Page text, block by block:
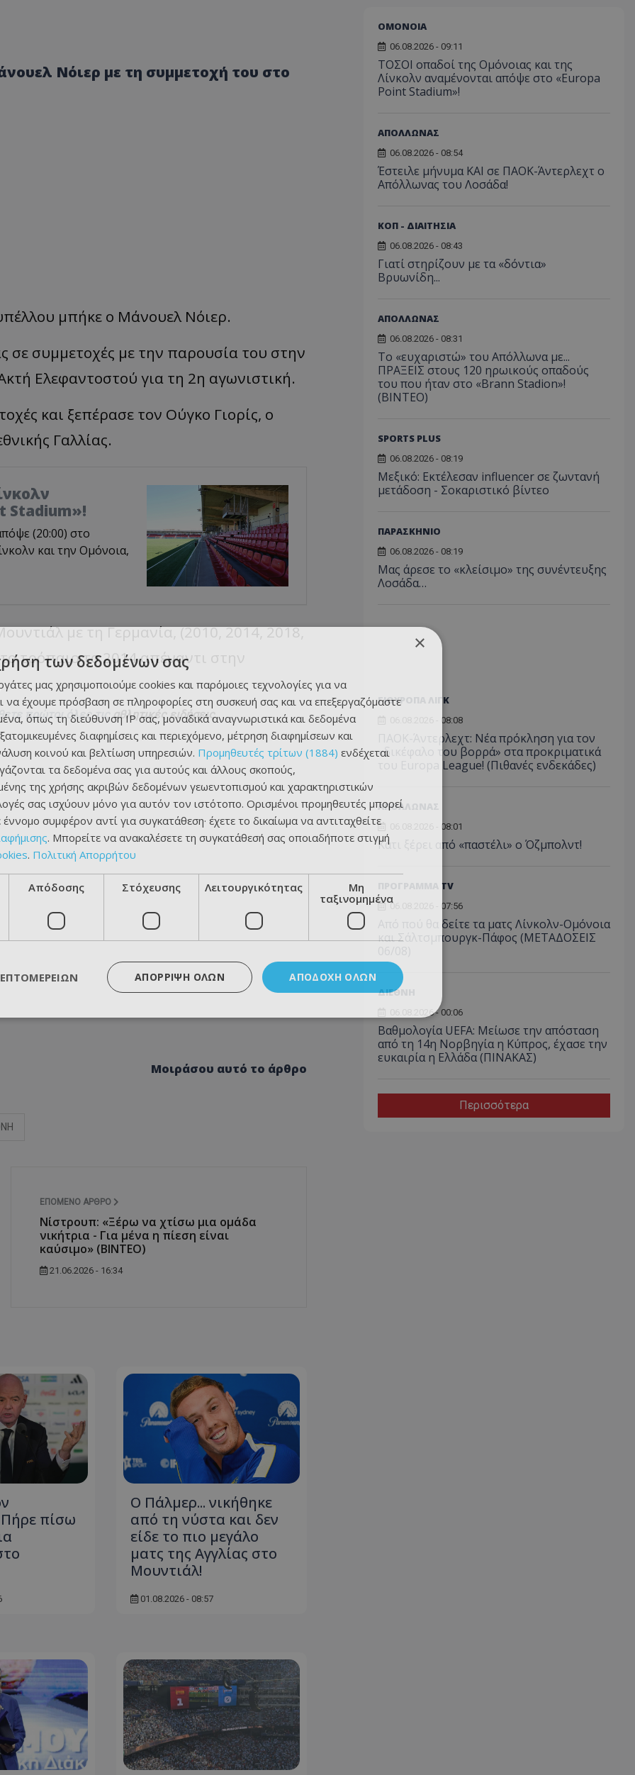
Νόιερ με τη συμμετοχή του στο
μπήκε ο Μάνουελ Νόιερ.
σε συμμετοχές με την παρουσία του στην
Ελεφαντοστού για τη 2η αγωνιστική.
και ξεπέρασε τον Ούγκο Γιορίς, ο
Γαλλίας.
Stadium»!
(20:00) στο
και την Ομόνοια,
με τη Γερμανία, (2010, 2014, 2018,
τρόπαιο το 2014 απέναντι στην
πρώτοι όλες τιςαθλητικές ειδήσεις
Μοιράσου αυτό το άρθρο
ΕΠΌΜΕΝΟ ΆΡΘΡΟ
Νίστρουπ: «Ξέρω να χτίσω μια ομάδα
νικήτρια - Για μένα η πίεση είναι
καύσιμο» (ΒΙΝΤΕΟ)
21.06.2026 - 16:34
Πήρε πίσω
Ο Πάλμερ... νικήθηκε
από τη νύστα και δεν
είδε το πιο μεγάλο
ματς της Αγγλίας στο
Μουντιάλ!
01.08.2026 - 08:57
ΟΜΟΝΟΙΑ
06.08.2026 - 09:11
ΤΟΣΟΙ οπαδοί της Ομόνοιας και της
Λίνκολν αναμένονται απόψε στο «Europa
Point Stadium»!
ΑΠΟΛΛΩΝΑΣ
06.08.2026 - 08:54
Έστειλε μήνυμα ΚΑΙ σε ΠΑΟΚ-Άντερλεχτ ο
Απόλλωνας του Λοσάδα!
ΚΟΠ - ΔΙΑΙΤΗΣΙΑ
06.08.2026 - 08:43
Γιατί στηρίζουν με τα «δόντια»
Βρυωνίδη...
ΑΠΟΛΛΩΝΑΣ
06.08.2026 - 08:31
Το «ευχαριστώ» του Απόλλωνα με...
ΠΡΑΞΕΙΣ στους 120 ηρωικούς οπαδούς
του που ήταν στο «Brann Stadion»!
(ΒΙΝΤΕΟ)
SPORTS PLUS
06.08.2026 - 08:19
Μεξικό: Εκτέλεσαν influencer σε ζωντανή
μετάδοση - Σοκαριστικό βίντεο
ΠΑΡΑΣΚΗΝΙΟ
06.08.2026 - 08:19
Μας άρεσε το «κλείσιμο» της συνέντευξης
Λοσάδα…
ΓΙΟΥΡΟΠΑ ΛΙΓΚ
06.08.2026 - 08:08
ΠΑΟΚ-Άντερλεχτ: Νέα πρόκληση για τον
«δικέφαλο του βορρά» στα προκριματικά
του Europa League! (Πιθανές ενδεκάδες)
ΑΠΟΛΛΩΝΑΣ
06.08.2026 - 08:01
Κάτι ξέρει από «παστέλι» ο Όζμπολντ!
ΠΡΟΓΡΑΜΜΑ TV
06.08.2026 - 07:56
Από πού θα δείτε τα ματς Λίνκολν-Ομόνοια
και Σάλτσμπουργκ-Πάφος (ΜΕΤΑΔΟΣΕΙΣ
ΔΙΕΘΝΗ
06.08.2026 - 00:06
Βαθμολογία UEFA: Μείωσε την απόσταση
από τη 14η Νορβηγία η Κύπρος, έχασε την
ευκαιρία η Ελλάδα (ΠΙΝΑΚΑΣ)
Περισσότερα
×
των δεδομένων σας
μας χρησιμοποιούμε cookies και παρόμοιες τεχνολογίες για να
να έχουμε πρόσβαση σε πληροφορίες στη συσκευή σας και να επεξεργαζόμαστε
όπως τη διεύθυνση IP σας, μοναδικά αναγνωριστικά και δεδομένα
διαφημίσεις και περιεχόμενο, μέτρηση διαφημίσεων και
κοινού και βελτίωση υπηρεσιών. Προμηθευτές τρίτων (1884) ενδέχεται
τα δεδομένα σας για αυτούς και άλλους σκοπούς,
της χρήσης ακριβών δεδομένων γεωεντοπισμού και χαρακτηριστικών
σας ισχύουν μόνο για αυτόν τον ιστότοπο. Ορισμένοι προμηθευτές μπορεί
συμφέρον αντί για συγκατάθεση· έχετε το δικαίωμα να αντιταχθείτε
. Μπορείτε να ανακαλέσετε τη συγκατάθεσή σας οποιαδήποτε στιγμή
. Πολιτική Απορρήτου
Απόδοσης Στόχευσης Λειτουργικότητας
Μη
ταξινομημένα
ΑΠΟΔΟΧΉ ΌΛΩΝ
ΑΠΌΡΡΙΨΗ ΌΛΩΝ